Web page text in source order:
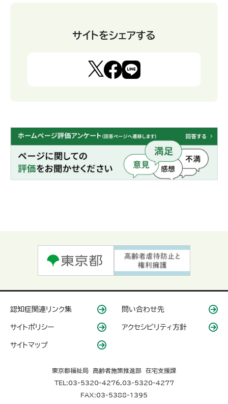
サイトをシェアする
認知症関連リンク集 問い合わせ先
サイトポリシー アクセシビリティ方針
サイトマップ
東京都福祉局 高齢者施策推進部 在宅支援課
TEL:03-5320-4276,03-5320-4277
FAX:03-5388-1395